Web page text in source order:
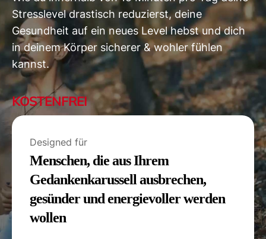
Stresslevel drastisch reduzierst, deine
Gesundheit auf ein neues Level hebst und dich
in deinem Körper sicherer & wohler fühlen
kannst.
KOSTENFREI
Designed für
Menschen, die aus Ihrem
Gedankenkarussell ausbrechen,
gesünder und energievoller werden
wollen​